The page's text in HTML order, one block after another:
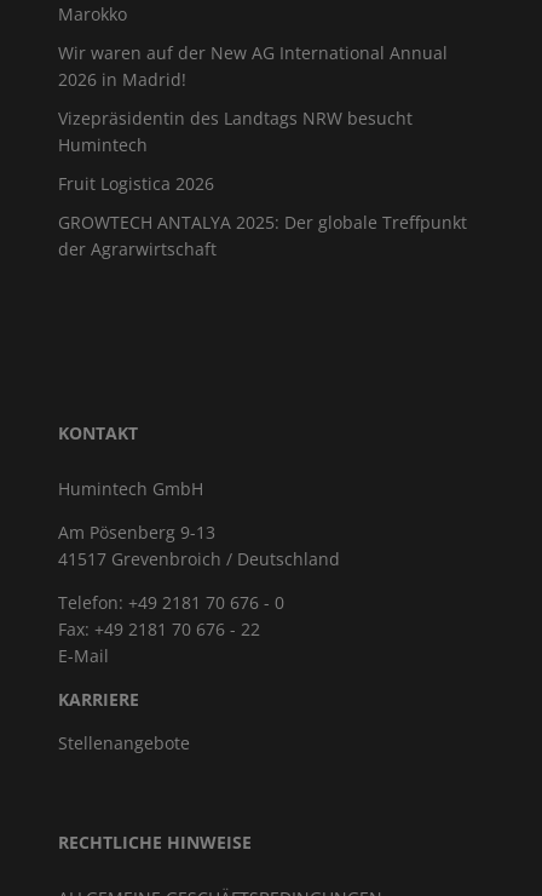
Marokko
Wir waren auf der New AG International Annual
2026 in Madrid!
Vizepräsidentin des Landtags NRW besucht
Humintech
Fruit Logistica 2026
GROWTECH ANTALYA 2025: Der globale Treffpunkt
der Agrarwirtschaft
KONTAKT
Humintech GmbH
Am Pösenberg 9-13
41517 Grevenbroich / Deutschland
Telefon: +49 2181 70 676 - 0
Fax: +49 2181 70 676 - 22
E-Mail
KARRIERE
Stellenangebote
RECHTLICHE HINWEISE